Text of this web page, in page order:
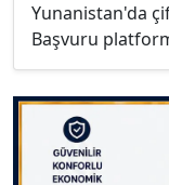
Yunanistan'da
Başvuru